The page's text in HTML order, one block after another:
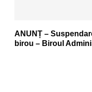
ANUNȚ –
birou – Biroul